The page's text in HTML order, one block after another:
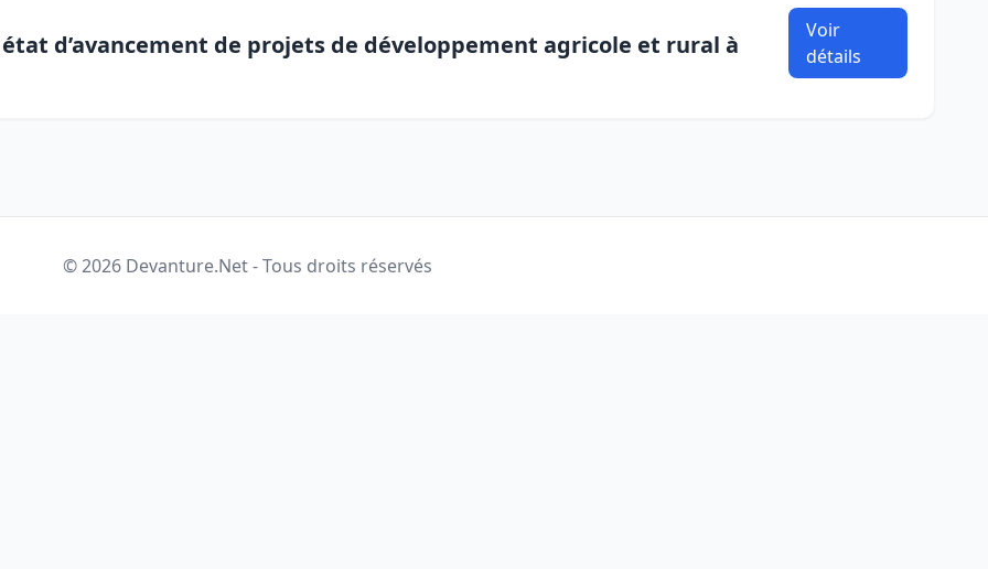
d’avancement de projets de développement agricole et rural à
Voir
détails
© 2026 Devanture.Net - Tous droits réservés